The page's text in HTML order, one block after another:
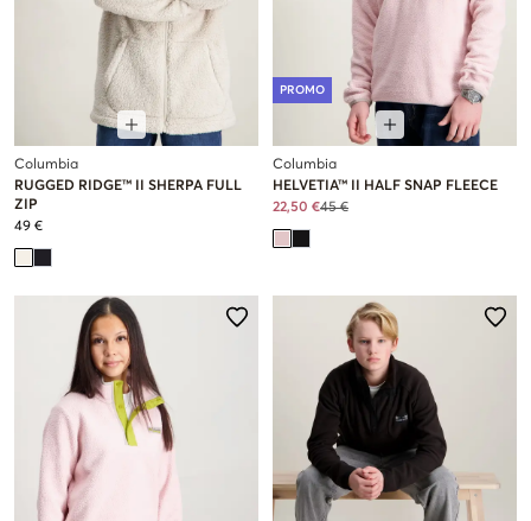
Columbia
RUGGED RIDGE™ II SHERPA FULL
ZIP
49 €
PROMO
Columbia
HELVETIA™ II HALF SNAP FLEECE
22,50 €45 €